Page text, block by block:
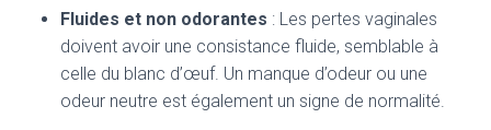
Fluides et non odorantes : Les pertes vaginales
doivent avoir une consistance fluide, semblable à
celle du blanc d’œuf. Un manque d’odeur ou une
odeur neutre est également un signe de normalité.